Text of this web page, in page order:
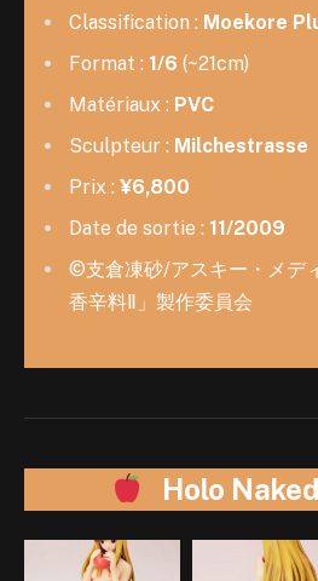
Classification : Moekore
Format : 1/6 (~21cm)
Matériaux : PVC
Sculpteur : Milchestrasse
Prix : ¥6,800
Date de sortie : 11/2009
©支倉凍砂/アスキー・メデ
香辛料Ⅱ」製作委員会
Holo